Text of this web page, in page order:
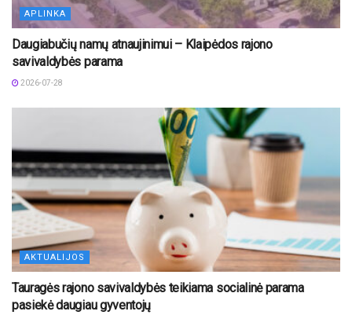
APLINKA
Daugiabučių namų atnaujinimui – Klaipėdos rajono
savivaldybės parama
2026-07-28
AKTUALIJOS
Tauragės rajono savivaldybės teikiama socialinė parama
pasiekė daugiau gyventojų